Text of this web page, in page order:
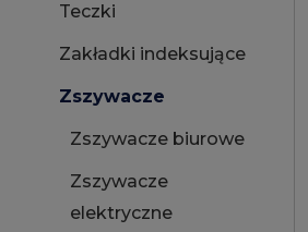
Teczki
Zakładki indeksujące
Zszywacze
Zszywacze biurowe
Zszywacze
elektryczne